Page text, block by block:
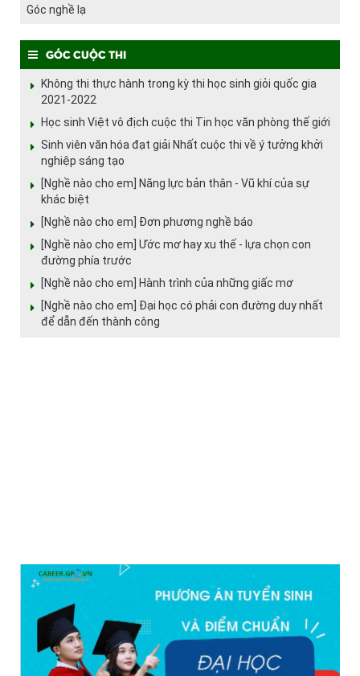
Góc nghề lạ
Góc cuộc thi
Không thi thực hành trong kỳ thi học sinh giỏi quốc gia
2021-2022
Học sinh Việt vô địch cuộc thi Tin học văn phòng thế giới
Sinh viên văn hóa đạt giải Nhất cuộc thi về ý tưởng khởi
nghiệp sáng tạo
[Nghề nào cho em] Năng lực bản thân - Vũ khí của sự
khác biệt
[Nghề nào cho em] Đơn phương nghề báo
[Nghề nào cho em] Ước mơ hay xu thế - lựa chọn con
đường phía trước
[Nghề nào cho em] Hành trình của những giấc mơ
[Nghề nào cho em] Đại học có phải con đường duy nhất
để dẫn đến thành công